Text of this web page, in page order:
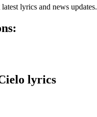
lyrics and news updates.
lyrics